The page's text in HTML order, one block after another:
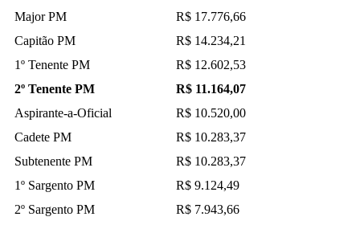
Major PM
R$ 17.776,66
Capitão PM
R$ 14.234,21
1º Tenente PM
R$ 12.602,53
2º Tenente PM
R$ 11.164,07
Aspirante-a-Oficial
R$ 10.520,00
Cadete PM
R$ 10.283,37
Subtenente PM
R$ 10.283,37
1º Sargento PM
R$ 9.124,49
2º Sargento PM
R$ 7.943,66